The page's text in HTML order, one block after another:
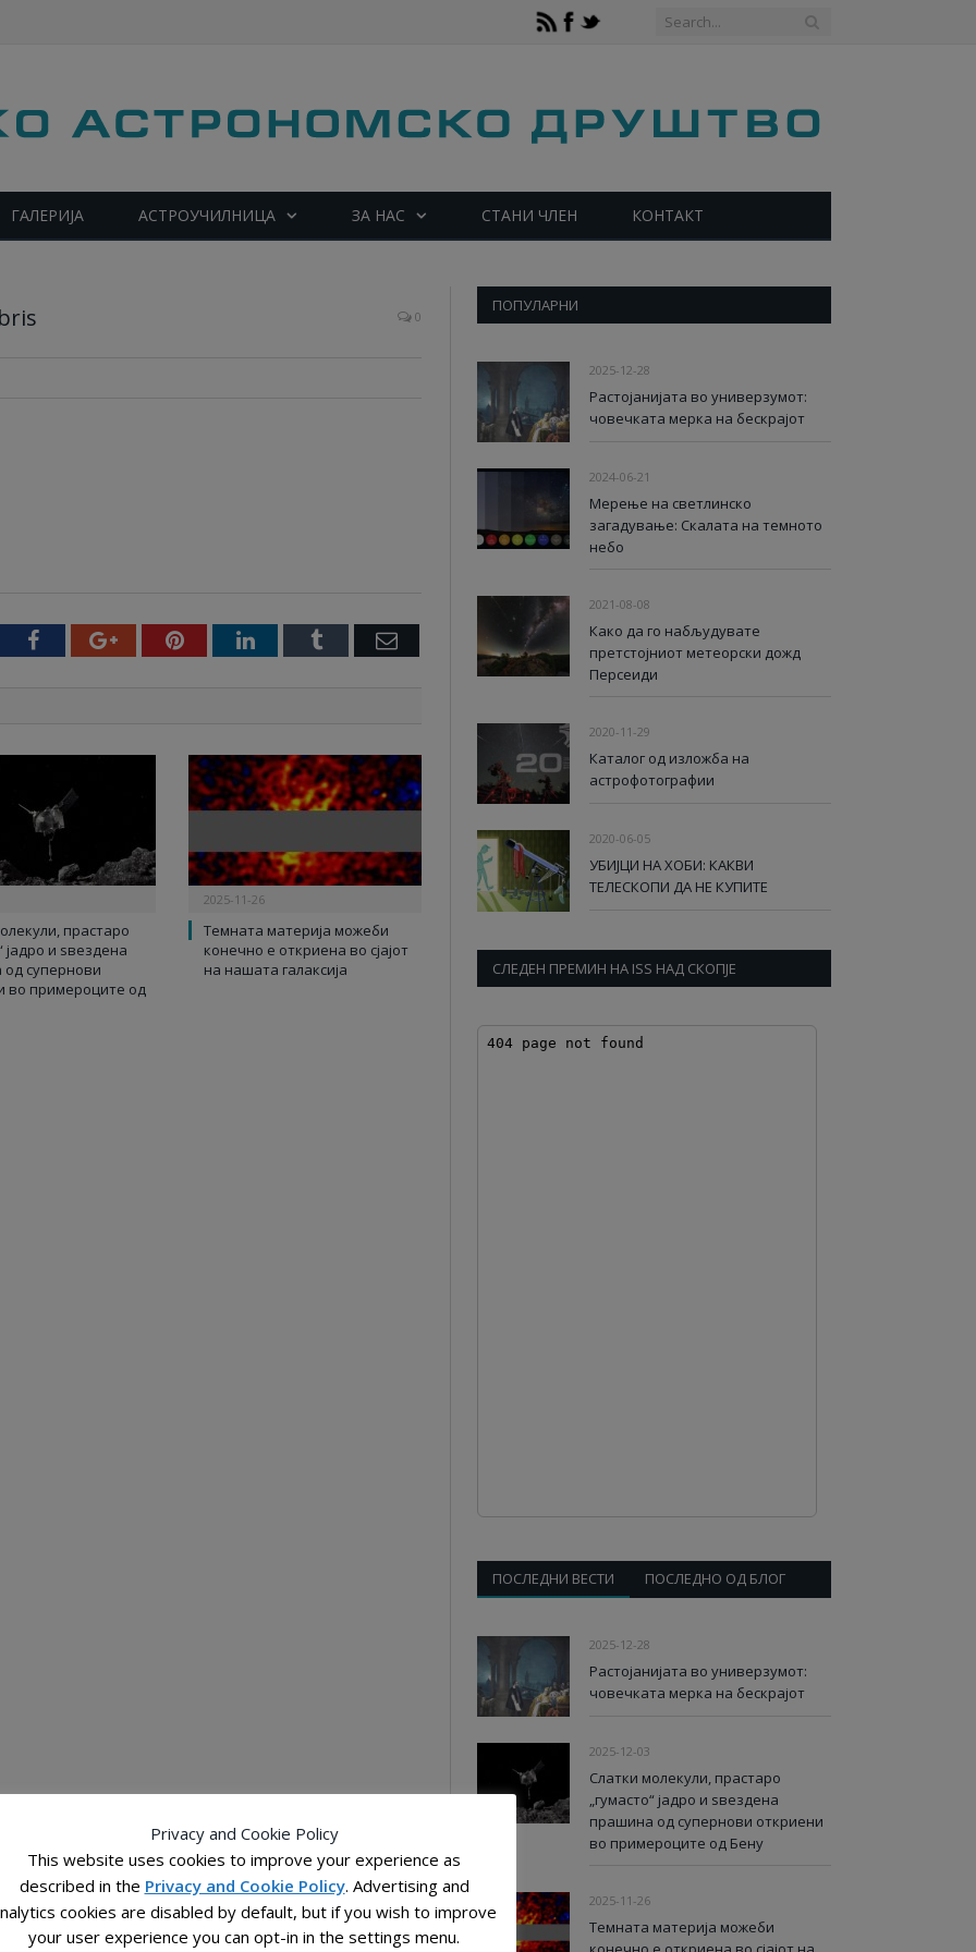
ГАЛЕРИЈА АСТРОУЧИЛНИЦА ЗА НАС СТАНИ ЧЛЕН КОНТАКТ
0
FacebookGoogle+Pinterest
LinkedInTumblrEmail
прастаро
јадро и ѕвездена
супернови
во примероците од
2025-11-26
Темната материја можеби
конечно е откриена во сјајот
на нашата галаксија
ПОПУЛАРНИ
2025-12-28
Растојанијата во универзумот:
човечката мерка на бескрајот
2024-06-21
Мерење на светлинско
загадување: Скалата на темното
небо
2021-08-08
Како да го набљудувате
претстојниот метеорски дожд
Персеиди
2020-11-29
Каталог од изложба на
астрофотографии
2020-06-05
УБИЈЦИ НА ХОБИ: КАКВИ
ТЕЛЕСКОПИ ДА НЕ КУПИТЕ
СЛЕДЕН ПРЕМИН НА ISS НАД СКОПЈЕ
ПОСЛЕДНИ ВЕСТИ ПОСЛЕДНО ОД БЛОГ
2025-12-28
Растојанијата во универзумот:
човечката мерка на бескрајот
2025-12-03
Слатки молекули, прастаро
„гумасто“ јадро и ѕвездена
прашина од супернови откриени
во примероците од Бену
2025-11-26
Темната материја можеби
Privacy and Cookie Policy
This website uses cookies to improve your experience as
described in the Privacy and Cookie Policy. Advertising and
cookies are disabled by default, but if you wish to improve
your user experience you can opt-in in the settings menu.